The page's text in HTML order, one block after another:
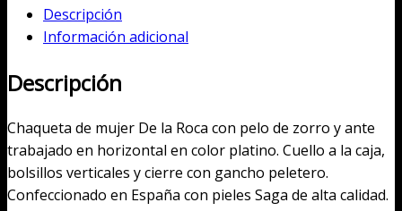
zorro
ante
cuello
a
la
caja
Descripción
Información adicional
Descripción
Chaqueta de mujer De la Roca con pelo de zorro y ante
trabajado en horizontal en color platino. Cuello a la caja,
bolsillos verticales y cierre con gancho peletero.
Confeccionado en España con pieles Saga de alta calidad.